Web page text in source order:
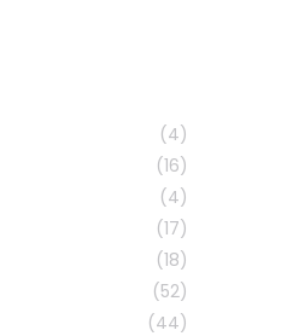
(4)
(16)
(4)
(17)
(18)
(52)
(44)